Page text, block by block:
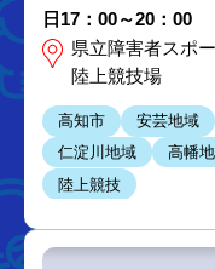
日17：00～20：00
県立障害者スポ
陸上競技場
高知市 安芸地域
仁淀川地域
高幡
陸上競技